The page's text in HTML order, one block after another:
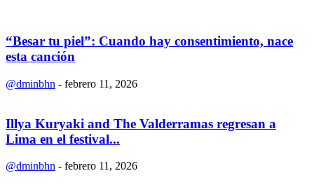
“Besar tu piel”: Cuando hay consentimiento, nace
esta canción
@dminbhn - febrero 11, 2026
Illya Kuryaki and The Valderramas regresan a
Lima en el festival...
@dminbhn - febrero 11, 2026